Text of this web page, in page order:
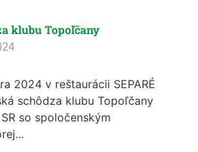
klubu Topoľčany
2024 v reštaurácii SEPARÉ
schôdza klubu Topoľčany
so spoločenským